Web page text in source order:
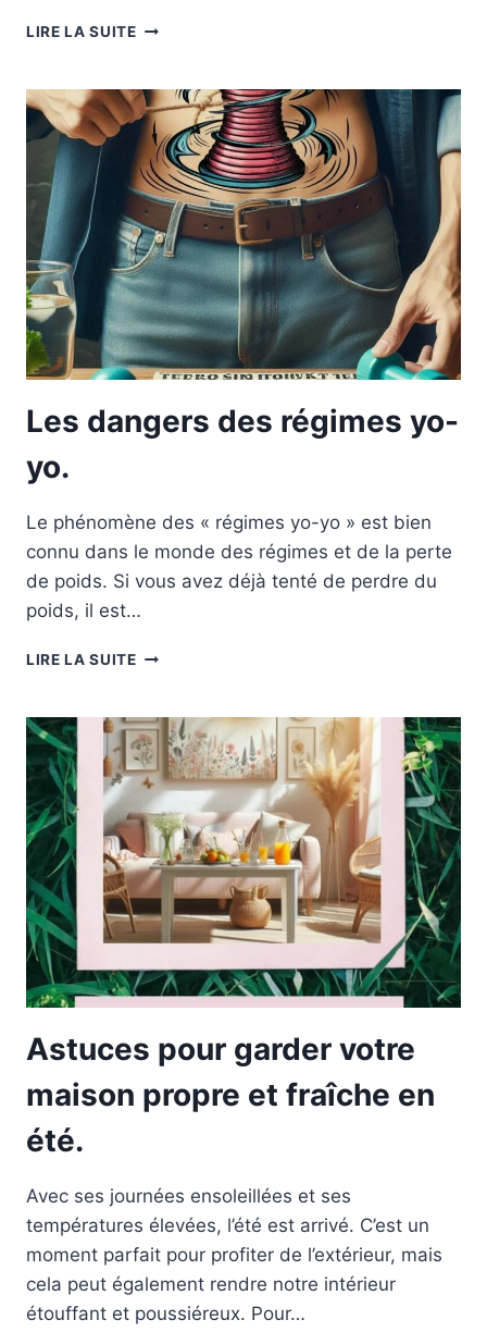
LIRE LA SUITECOMMENCER
AVEC
UNE
MAISON
PROPRE
ET
ORGANISÉE.
Les dangers des régimes yo-
yo.
Le phénomène des « régimes yo-yo » est bien
connu dans le monde des régimes et de la perte
de poids. Si vous avez déjà tenté de perdre du
poids, il est…
LIRE LA SUITELES
RÉGIMES
YO-
YO.
Astuces pour garder votre
maison propre et fraîche en
été.
Avec ses journées ensoleillées et ses
températures élevées, l’été est arrivé. C’est un
moment parfait pour profiter de l’extérieur, mais
cela peut également rendre notre intérieur
étouffant et poussiéreux. Pour…